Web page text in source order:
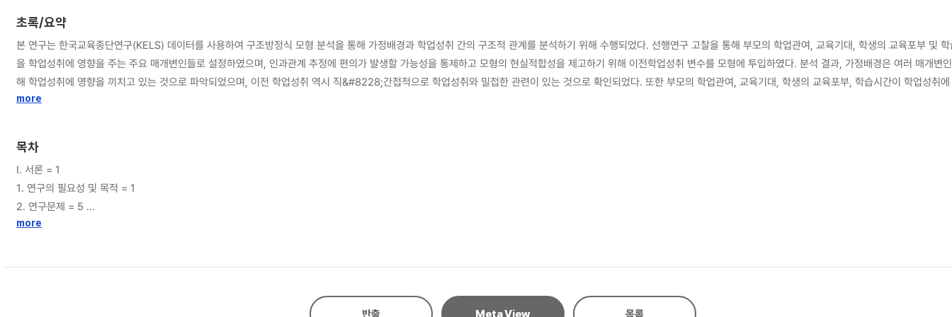
초록/요약
본 연구는 한국교육종단연구(KELS) 데이터를 사용하여 구조방정식 모형 분석을 통해 가정배경과 학업성취 간의 구조적 관계를 분석하기 위해 수행되었다. 선행연구 고찰을 통해 부모의 학업관여, 교육기대, 학생의 교육포부 및
을 학업성취에 영향을 주는 주요 매개변인들로 설정하였으며, 인과관계 추정에 편의가 발생할 가능성을 통제하고 모형의 현실적합성을 제고하기 위해 이전학업성취 변수를 모형에 투입하였다. 분석 결과, 가정배경은 여러 매개변
해 학업성취에 영향을 끼치고 있는 것으로 파악되었으며, 이전 학업성취 역시 직&#8228;간접적으로 학업성취와 밀접한 관련이 있는 것으로 확인되었다. 또한 부모의 학업관여, 교육기대, 학생의 교육포부, 학습시간이 학업성취
직&#8228;간접적인 영향력 역시 유의미한 것으로 판명되어, 그간 가정배경의 차이에서 오는 격차를 완화시켜줄 것으로 기대했던 변인들이 오히려 반대로 작용할 여지가 있는 것으로 분석되었다. 한편, 남학생과 여학생을 대상으
more
목차
Ⅰ. 서론 = 1
1. 연구의 필요성 및 목적 = 1
2. 연구문제 = 5
more
반출 Meta View 목록